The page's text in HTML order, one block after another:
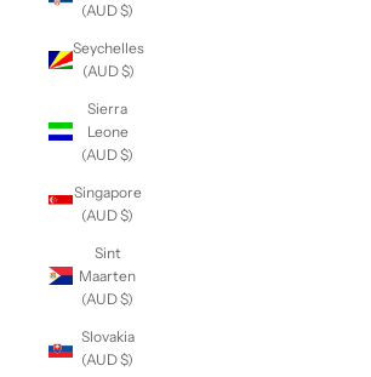
(AUD $)
Seychelles
(AUD $)
Sierra
Leone
(AUD $)
Singapore
(AUD $)
Sint
Maarten
(AUD $)
Slovakia
(AUD $)